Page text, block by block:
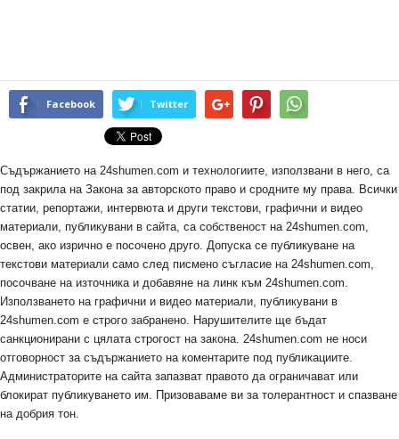
Facebook Twitter
Съдържанието на 24shumen.com и технологиите, използвани в него, са
под закрила на Закона за авторското право и сродните му права. Всички
статии, репортажи, интервюта и други текстови, графични и видео
материали, публикувани в сайта, са собственост на 24shumen.com,
освен, ако изрично е посочено друго. Допуска се публикуване на
текстови материали само след писмено съгласие на 24shumen.com,
посочване на източника и добавяне на линк към 24shumen.com.
Използването на графични и видео материали, публикувани в
24shumen.com е строго забранено. Нарушителите ще бъдат
санкционирани с цялата строгост на закона. 24shumen.com не носи
отговорност за съдържанието на коментарите под публикациите.
Администраторите на сайта запазват правото да ограничават или
блокират публикуването им. Призоваваме ви за толерантност и спазване
на добрия тон.